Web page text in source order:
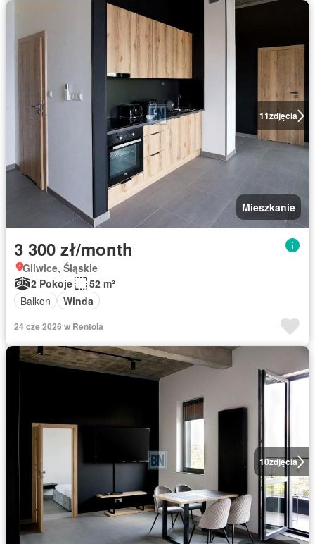
11zdjęcia
Mieszkanie
3 300 zł/month
Gliwice, Śląskie
2 Pokoje
52 m²
Balkon
Winda
24 cze 2026 w Rentola
10zdjęcia